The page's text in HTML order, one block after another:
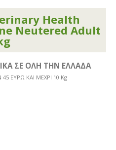
Health
Neutered Adult
ΣΕ ΟΛΗ ΤΗΝ ΕΛΛΑΔΑ
ΕΥΡΩ ΚΑΙ ΜΕΧΡΙ 10 Kg